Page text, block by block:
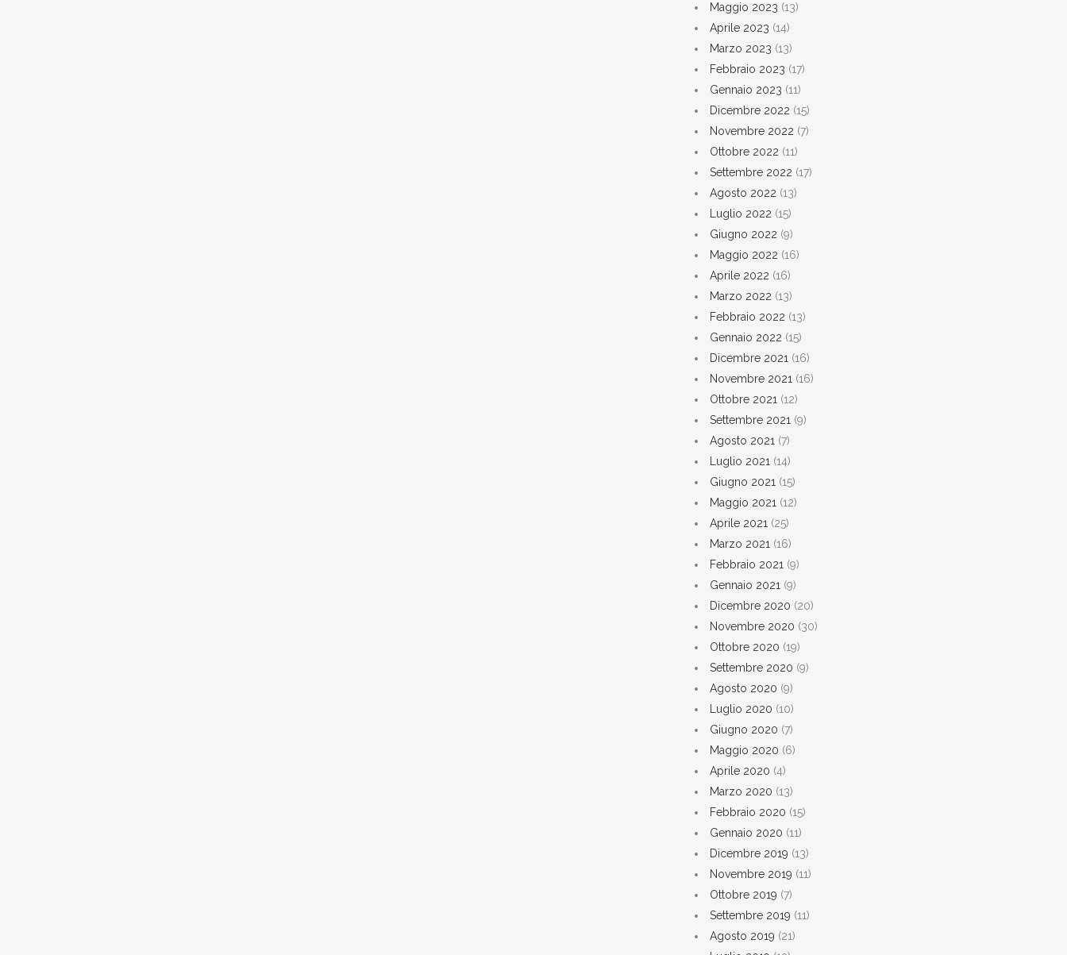
Maggio 2023 (13)
Aprile 2023 (14)
Marzo 2023 (13)
Febbraio 2023 (17)
Gennaio 2023 (11)
Dicembre 2022 (15)
Novembre 2022 (7)
Ottobre 2022 (11)
Settembre 2022 (17)
Agosto 2022 (13)
Luglio 2022 (15)
Giugno 2022 (9)
Maggio 2022 (16)
Aprile 2022 (16)
Marzo 2022 (13)
Febbraio 2022 (13)
Gennaio 2022 (15)
Dicembre 2021 (16)
Novembre 2021 (16)
Ottobre 2021 (12)
Settembre 2021 (9)
Agosto 2021 (7)
Luglio 2021 (14)
Giugno 2021 (15)
Maggio 2021 (12)
Aprile 2021 (25)
Marzo 2021 (16)
Febbraio 2021 (9)
Gennaio 2021 (9)
Dicembre 2020 (20)
Novembre 2020 (30)
Ottobre 2020 (19)
Settembre 2020 (9)
Agosto 2020 (9)
Luglio 2020 (10)
Giugno 2020 (7)
Maggio 2020 (6)
Aprile 2020 (4)
Marzo 2020 (13)
Febbraio 2020 (15)
Gennaio 2020 (11)
Dicembre 2019 (13)
Novembre 2019 (11)
Ottobre 2019 (7)
Settembre 2019 (11)
Agosto 2019 (21)